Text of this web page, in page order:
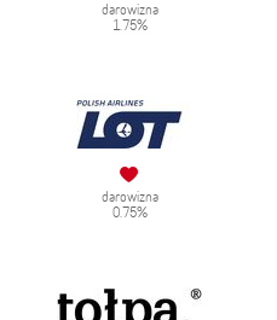
darowizna
1.75%
darowizna
0.75%